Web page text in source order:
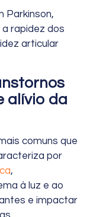
Parkinson,
rapidez dos
articular
alívio da
comuns que
por
,
à luz e ao
e impactar